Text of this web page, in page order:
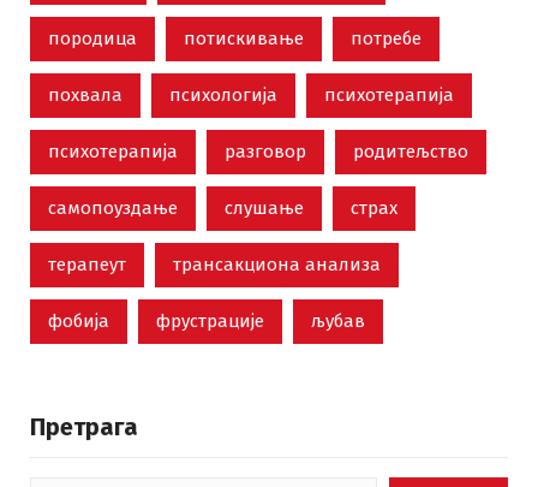
породица потискивање потребе
похвала психологија психотерапија
психотерапија разговор родитељство
самопоуздање слушање страх
терапеут трансакциона анализа
фобија фрустрације љубав
Претрага